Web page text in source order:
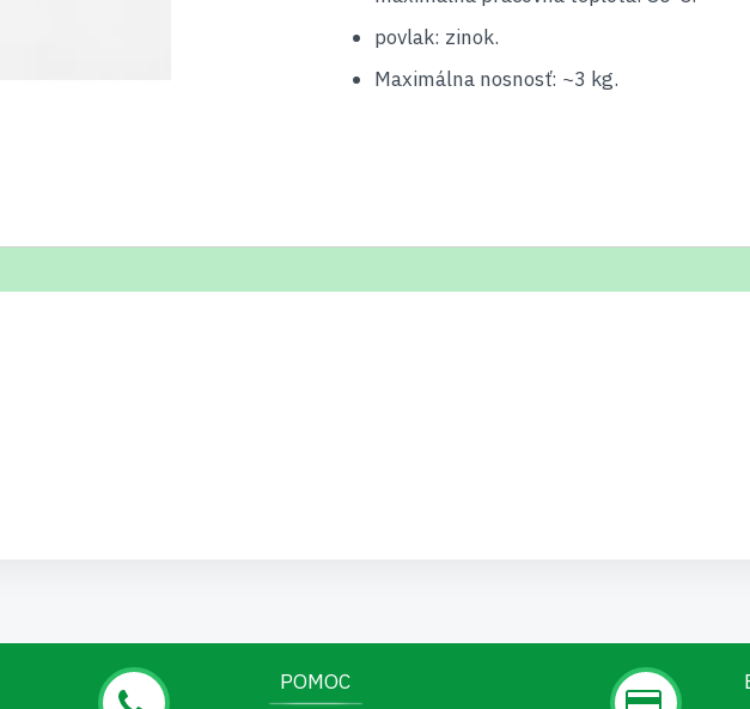
povlak: zinok.
Maximálna nosnosť: ~3 kg.
POMOC